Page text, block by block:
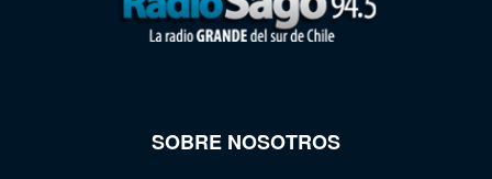
SOBRE NOSOTROS